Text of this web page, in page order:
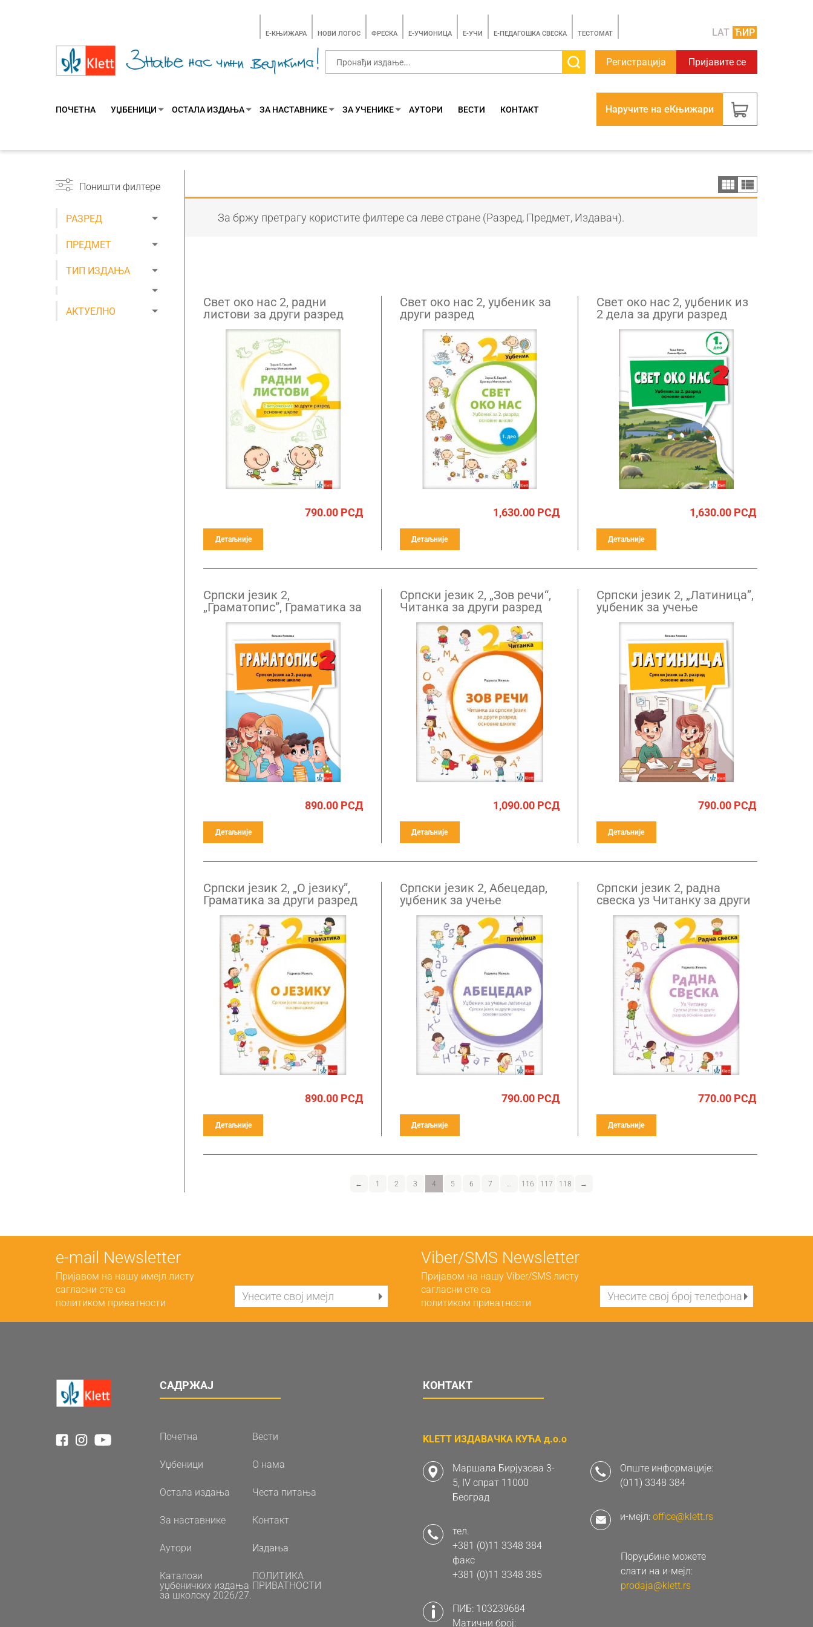
E-КЊИЖАРА НОВИ ЛОГОС ФРЕСКА E-УЧИОНИЦА E-УЧИ Е-ПЕДАГОШКА СВЕСКА TЕСТОМАТ LAT ЋИР
Регистрација Пријавите се
ПОЧЕТНА УЏБЕНИЦИ ОСТАЛА ИЗДАЊА ЗА НАСТАВНИКЕ ЗА УЧЕНИКЕ АУТОРИ ВЕСТИ КОНТАКТ Наручите на еКњижари
Поништи филтере
РАЗРЕД
ПРЕДМЕТ
ТИП ИЗДАЊА
АКТУЕЛНО
За бржу претрагу користите филтере са леве стране (Разред, Предмет, Издавач).
Свет око нас 2, радни
листови за други разред
790.00РСД
Детаљније
Свет око нас 2, уџбеник за
други разред
1,630.00РСД
Детаљније
Свет око нас 2, уџбеник из
2 дела за други разред
НОВО
1,630.00РСД
Детаљније
Српски језик 2,
„Граматопис”, Граматика за
други разред НОВО
890.00РСД
Детаљније
Српски језик 2, „Зов речи“,
Читанка за други разред
основне школе
1,090.00РСД
Детаљније
Српски језик 2, „Латиница”,
уџбеник за учење
латинице за други разред
790.00РСД
Детаљније
Српски језик 2, „О језику”,
Граматика за други разред
основне школе
890.00РСД
Детаљније
Српски језик 2, Абецедар,
уџбеник за учење
латинице за други разред
790.00РСД
Детаљније
Српски језик 2, радна
свеска уз Читанку за други
разред
770.00РСД
Детаљније
← 1 2 3 4 5 6 7 … 116 117 118 →
е-mail Newsletter
Пријавом на нашу имејл листу
сагласни сте са
политиком приватности
Viber/SMS Newsletter
Пријавом на нашу Viber/SMS листу
сагласни сте са
политиком приватности
САДРЖАЈ
Почетна Вести
Уџбеници О нама
Остала издања Честа питања
За наставнике Контакт
Аутори Издања
Каталози
уџбеничких издања
за школску 2026/27.
ПОЛИТИКА
ПРИВАТНОСТИ
КОНТАКТ
KLETT ИЗДАВАЧКА КУЋА д.о.о
Маршала Бирјузова 3-
5, IV спрат 11000
Београд
тел.
+381 (0)11 3348 384
факс
+381 (0)11 3348 385
ПИБ: 103239684
Матични број:
Опште информације:
(011) 3348 384
и-мејл: office@klett.rs
Поруџбине можете
слати на и-мејл:
prodaja@klett.rs